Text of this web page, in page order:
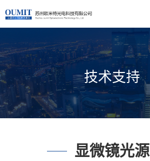
技术支持
显微镜光源